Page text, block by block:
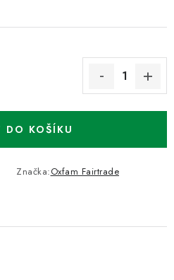
DO KOŠÍKU
Značka:Oxfam Fairtrade